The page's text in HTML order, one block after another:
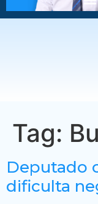
Tag:
Deputado
dificulta